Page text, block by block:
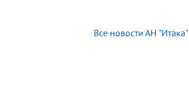
Все новости АН "Итака"